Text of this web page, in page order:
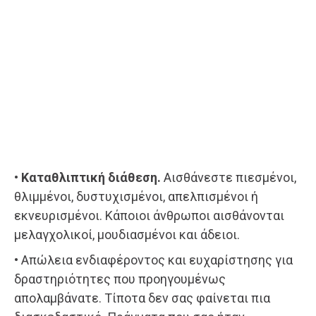
• Καταθλιπτική διάθεση. Αισθάνεστε πιεσμένοι,
θλιμμένοι, δυστυχισμένοι, απελπισμένοι ή
εκνευρισμένοι. Κάποιοι άνθρωποι αισθάνονται
μελαγχολικοί, μουδιασμένοι και άδειοι.
• Απώλεια ενδιαφέροντος και ευχαρίστησης για
δραστηριότητες που προηγουμένως
απολαμβάνατε. Τίποτα δεν σας φαίνεται πια